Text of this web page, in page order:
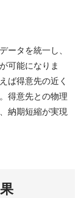
ータを統一し、
可能になりま
ば得意先の近く
得意先との物理
納期短縮が実現